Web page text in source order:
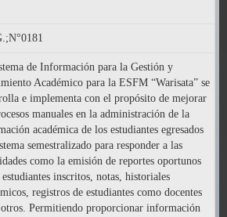
de Información para la Gestión y
Académico para la ESFM “Warisata” se
e implementa con el propósito de mejorar
manuales en la administración de la
académica de los estudiantes egresados
semestralizado para responder a las
como la emisión de reportes oportunos
estudiantes inscritos, notas, historiales
registros de estudiantes como docentes
Permitiendo proporcionar información